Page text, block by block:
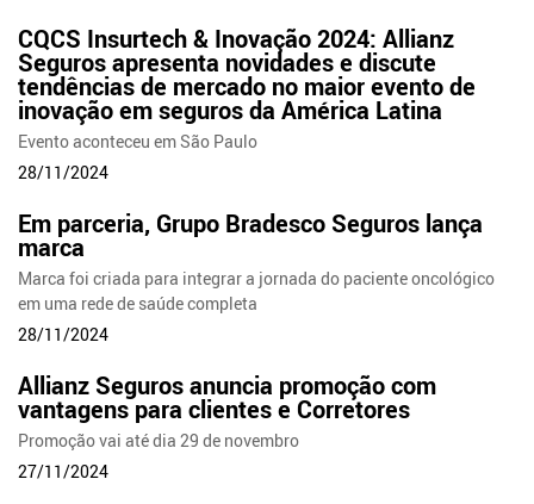
CQCS Insurtech & Inovação 2024: Allianz
Seguros apresenta novidades e discute
tendências de mercado no maior evento de
inovação em seguros da América Latina
Evento aconteceu em São Paulo
28/11/2024
Em parceria, Grupo Bradesco Seguros lança
marca
Marca foi criada para integrar a jornada do paciente oncológico
em uma rede de saúde completa
28/11/2024
Allianz Seguros anuncia promoção com
vantagens para clientes e Corretores
Promoção vai até dia 29 de novembro
27/11/2024